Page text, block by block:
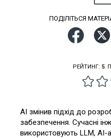
ПОДІЛІТЬСЯ
РЕЙТИНГ: 5.
AI змінив підхід до
забезпечення. Сучасні
використовують LLM, AI-